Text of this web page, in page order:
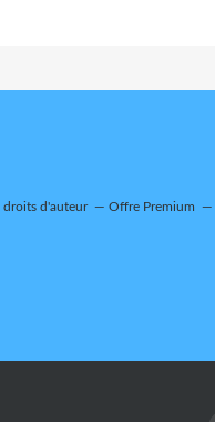
droits d'auteur Offre Premium